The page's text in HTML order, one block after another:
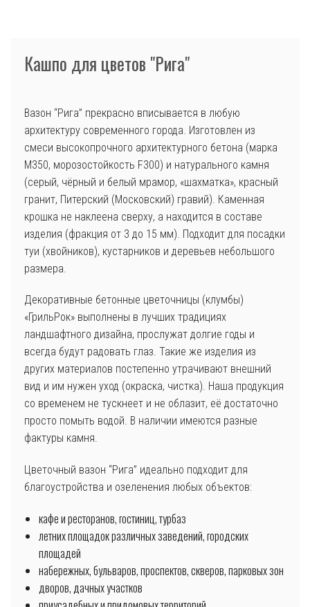
Кашпо для цветов "Рига"
Вазон “Рига” прекрасно вписывается в любую
архитектуру современного города. Изготовлен из
смеси высокопрочного архитектурного бетона (марка
М350, морозостойкость F300) и натурального камня
(серый, чёрный и белый мрамор, «шахматка», красный
гранит, Питерский (Московский) гравий). Каменная
крошка не наклеена сверху, а находится в составе
изделия (фракция от 3 до 15 мм). Подходит для посадки
туи (хвойников), кустарников и деревьев небольшого
размера.
Декоративные бетонные цветочницы (клумбы)
«ГрильРок» выполнены в лучших традициях
ландшафтного дизайна, прослужат долгие годы и
всегда будут радовать глаз. Такие же изделия из
других материалов постепенно утрачивают внешний
вид и им нужен уход (окраска, чистка). Наша продукция
со временем не тускнеет и не облазит, её достаточно
просто помыть водой. В наличии имеются разные
фактуры камня.
Цветочный вазон “Рига” идеально подходит для
благоустройства и озеленения любых объектов:
кафе и ресторанов, гостиниц, турбаз
летних площадок различных заведений, городских
площадей
набережных, бульваров, проспектов, скверов, парковых зон
дворов, дачных участков